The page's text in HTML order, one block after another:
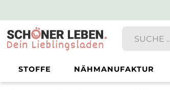
STOFFE NÄHMANUFAKTUR